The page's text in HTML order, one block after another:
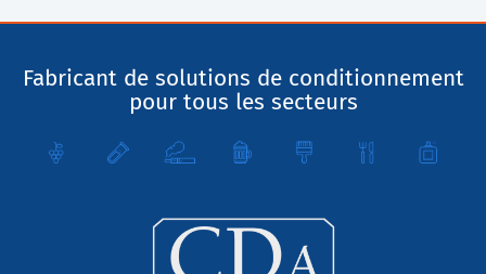
Fabricant de solutions de conditionnement
pour tous les secteurs